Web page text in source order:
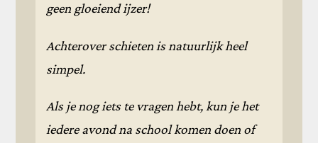
geen gloeiend ijzer!
Achterover schieten is natuurlijk heel
simpel.
Als je nog iets te vragen hebt, kun je het
iedere avond na school komen doen of